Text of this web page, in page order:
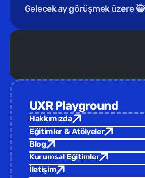
UXR Playground
Hakkımızda
Eğitimler & Atölyeler
Blog
Kurumsal Eğitimler
İletişim
Gelecek ay görüşmek üzere 🥷